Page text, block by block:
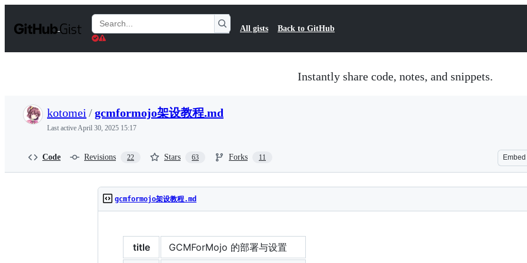
t
Search
Gists
All gists Back to GitHub
Instantly share code, notes, and snippets.
kotomei /gcmformojo架设教程.md
Last activeApril 30, 2025 15:17
Code Revisions 22 Stars 63 Forks 11 Embed
gcmformojo架设教程.md
title
GCMForMojo 的部署与设置